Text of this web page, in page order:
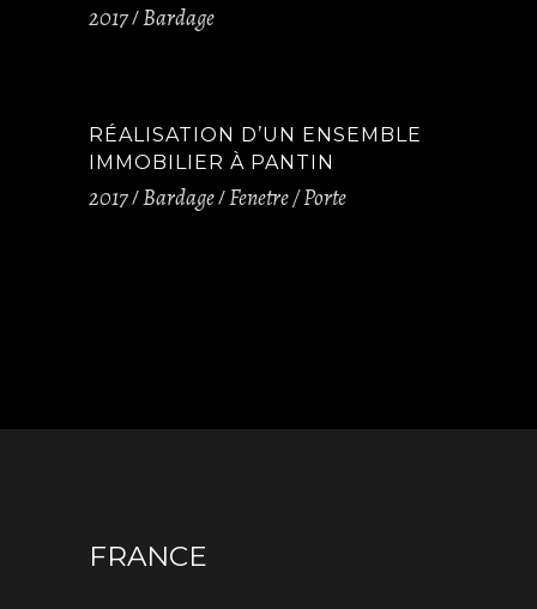
2017 Bardage
RÉALISATION D’UN ENSEMBLE
IMMOBILIER À PANTIN
2017 Bardage Fenetre / Porte
FRANCE